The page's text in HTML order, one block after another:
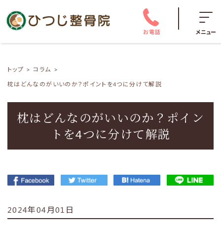
お電話 メニュー
トップ
コラム
枕はどんなのがいいのか？ポイントを4つに分けて解説
枕はどんなのがいいのか？ポイン
トを4つに分けて解説
2024年04月01日